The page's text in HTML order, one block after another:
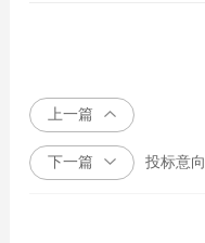
上一篇
下一篇 投标意向